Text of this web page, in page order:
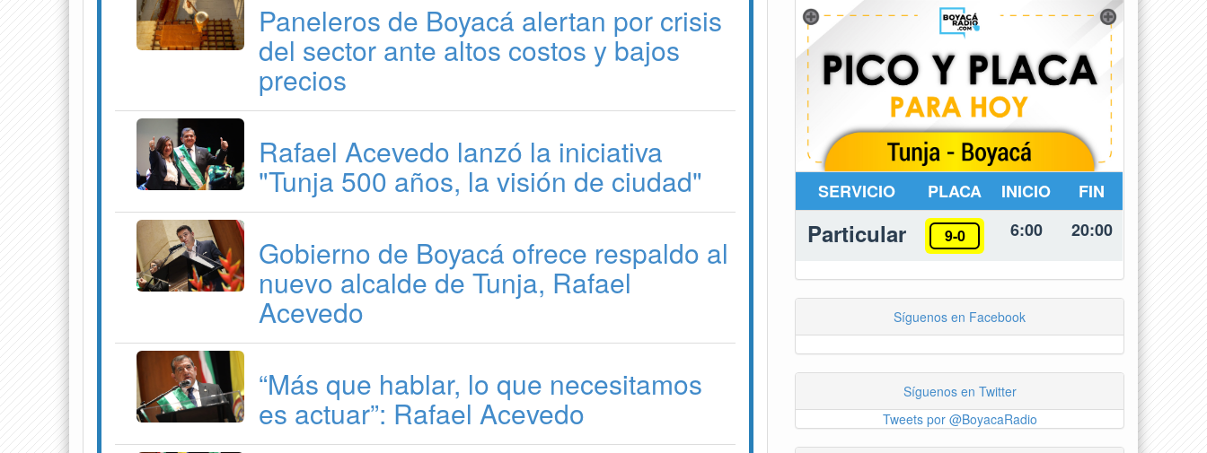
Paneleros de Boyacá alertan por crisis
del sector ante altos costos y bajos
precios
Rafael Acevedo lanzó la iniciativa
"Tunja 500 años, la visión de ciudad"
Gobierno de Boyacá ofrece respaldo al
nuevo alcalde de Tunja, Rafael
Acevedo
“Más que hablar, lo que necesitamos
es actuar”: Rafael Acevedo
SERVICIO PLACA INICIO FIN
Particular 9-0 6:00 20:00
Síguenos en Facebook
Síguenos en Twitter
Tweets por @BoyacaRadio